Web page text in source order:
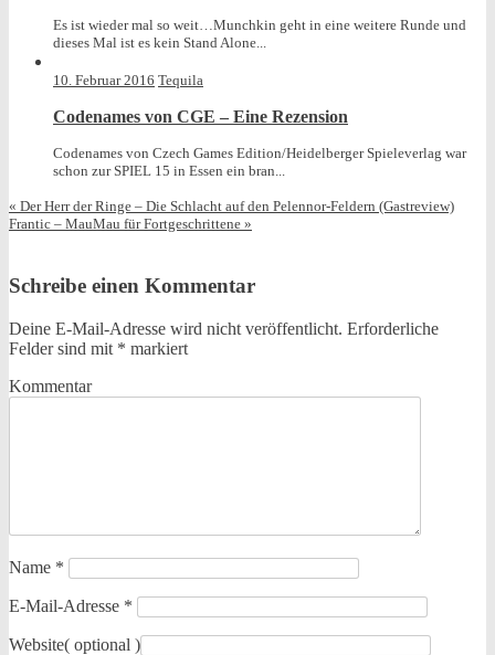
Es ist wieder mal so weit…Munchkin geht in eine weitere Runde und
dieses Mal ist es kein Stand Alone...
10. Februar 2016 Tequila
Codenames von CGE – Eine Rezension
Codenames von Czech Games Edition/Heidelberger Spieleverlag war
schon zur SPIEL 15 in Essen ein bran...
« Der Herr der Ringe – Die Schlacht auf den Pelennor-Feldern (Gastreview)
Frantic – MauMau für Fortgeschrittene »
Schreibe einen Kommentar
Deine E-Mail-Adresse wird nicht veröffentlicht. Erforderliche
Felder sind mit * markiert
Kommentar
Name *
E-Mail-Adresse *
Website( optional )